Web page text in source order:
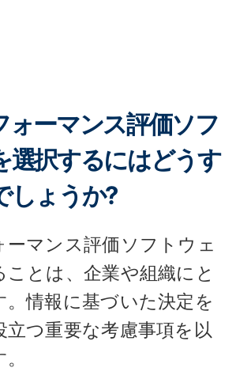
ォーマンス評価ソフ
選択するにはどうす
しょうか?
ーマンス評価ソフトウェ
ことは、企業や組織にと
。情報に基づいた決定を
つ重要な考慮事項を以